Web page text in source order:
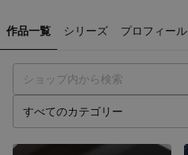
作品一覧 シリーズ プロフィール